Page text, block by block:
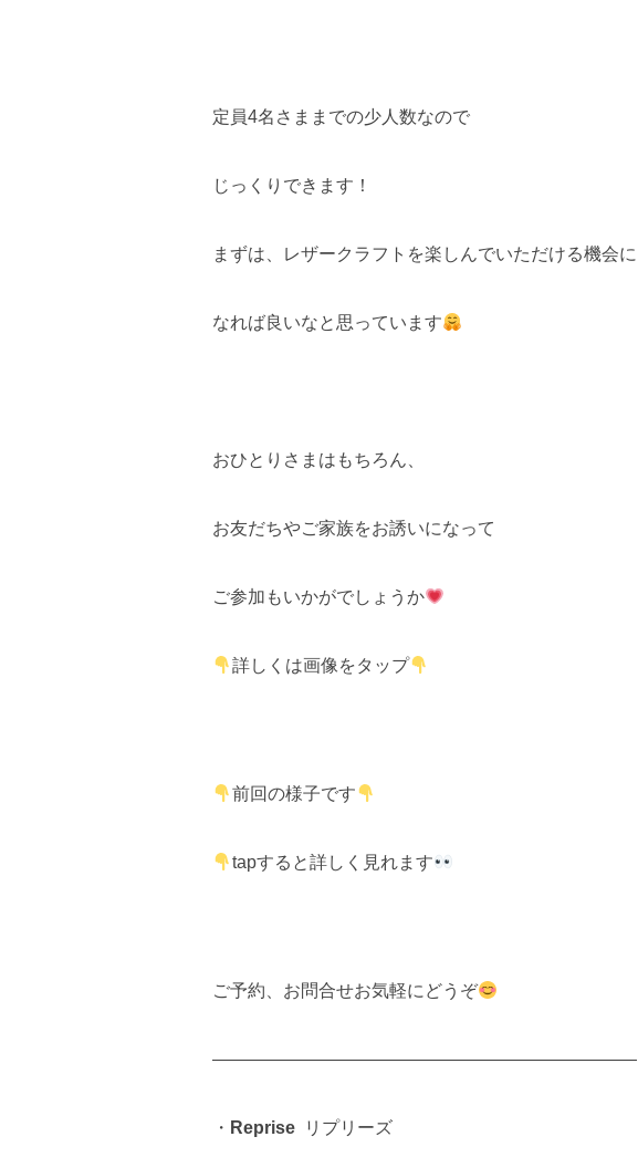
定員4名さままでの少人数なので
じっくりできます！
まずは、レザークラフトを楽しんでいただける機会に
なれば良いなと思っています
おひとりさまはもちろん、
お友だちやご家族をお誘いになって
ご参加もいかがでしょうか
詳しくは画像をタップ
前回の様子です
tapすると詳しく見れます
ご予約、お問合せお気軽にどうぞ
————————————————————————
・ Reprise リプリーズ